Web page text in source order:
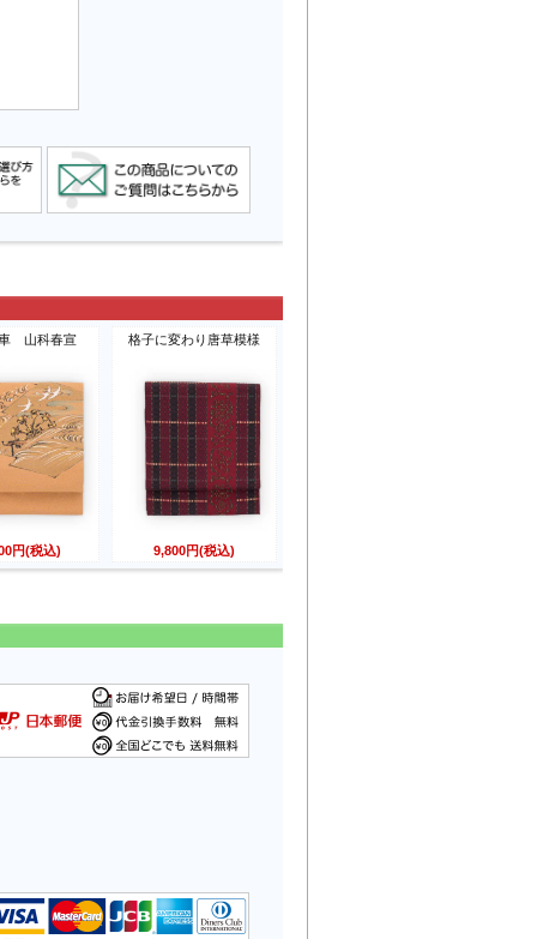
山科春宣
円(税込)
格子に変わり唐草模様
9,800円(税込)